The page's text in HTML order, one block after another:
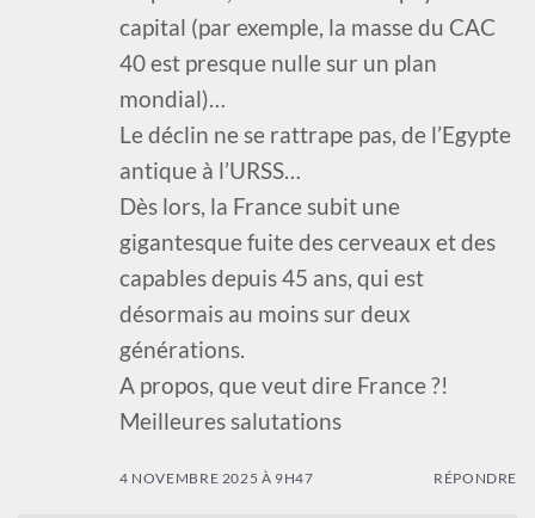
capital (par exemple, la masse du CAC
40 est presque nulle sur un plan
mondial)…
Le déclin ne se rattrape pas, de l’Egypte
antique à l’URSS…
Dès lors, la France subit une
gigantesque fuite des cerveaux et des
capables depuis 45 ans, qui est
désormais au moins sur deux
générations.
A propos, que veut dire France ?!
Meilleures salutations
4 NOVEMBRE 2025 À 9H47 RÉPONDRE